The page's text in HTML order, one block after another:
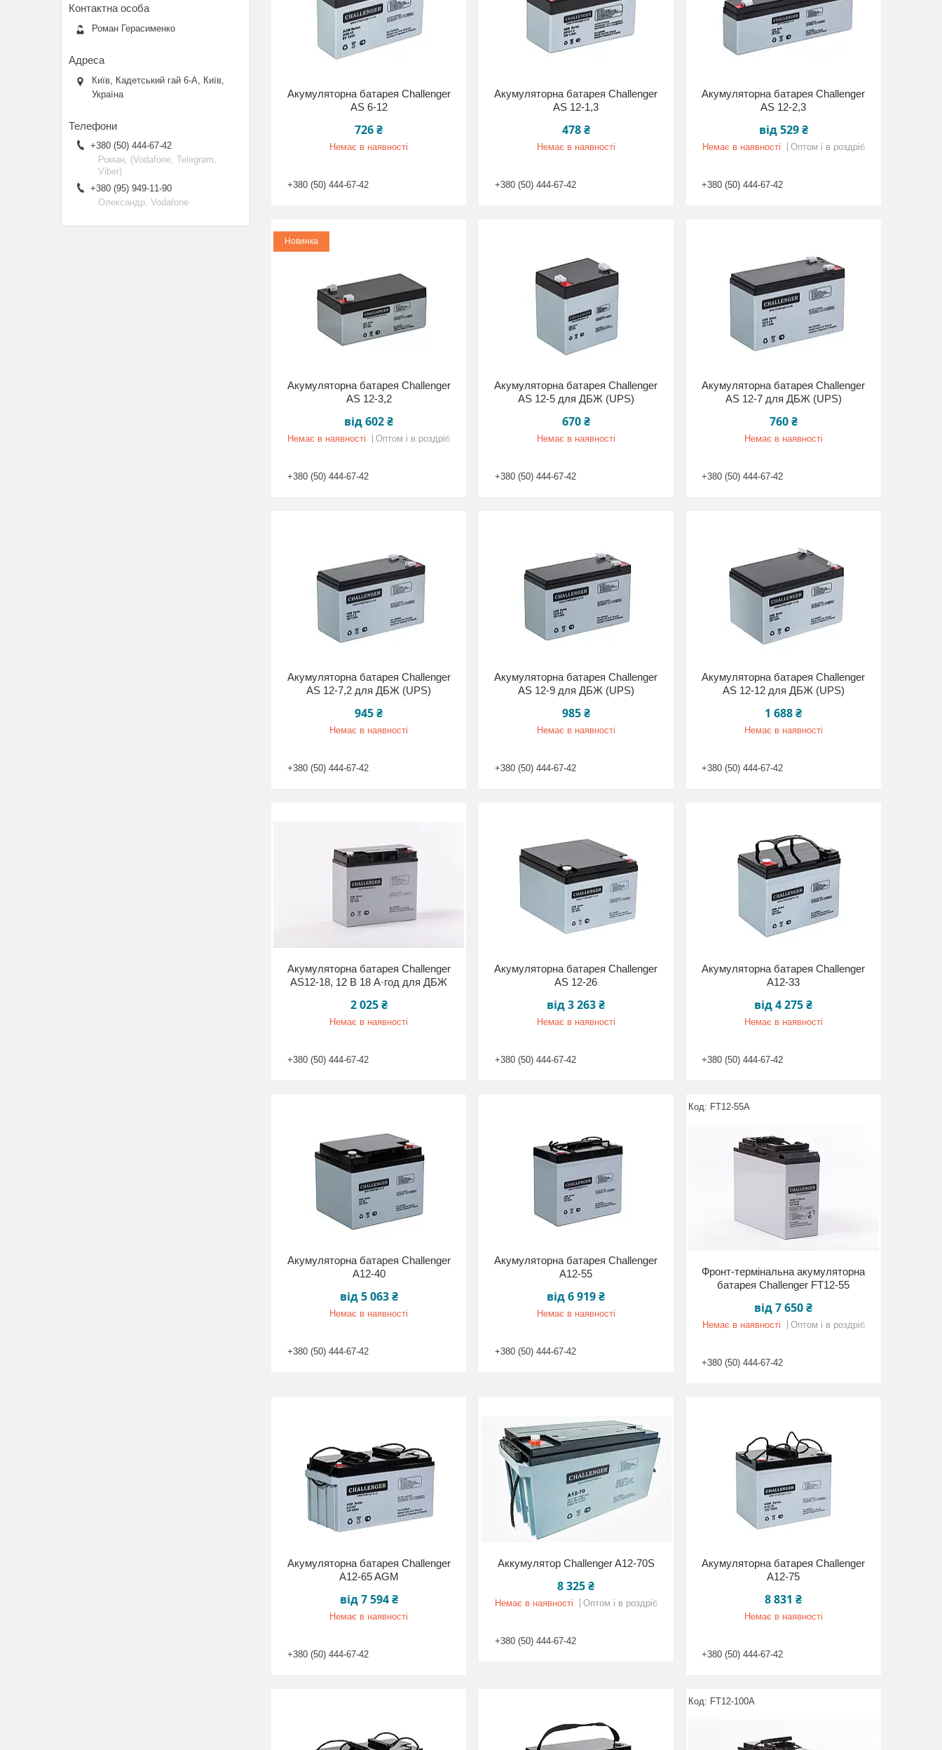
Акумуляторна батарея Challenger
AS 6-12
726 ₴
Немає в наявності
+380 (50) 444-67-42
Акумуляторна батарея Challenger
AS 12-1,3
478 ₴
Немає в наявності
+380 (50) 444-67-42
Акумуляторна батарея Challenger
AS 12-2,3
від 529 ₴
Немає в наявності Оптом і в роздріб
+380 (50) 444-67-42
Новинка
Акумуляторна батарея Challenger
AS 12-3,2
від 602 ₴
Немає в наявності Оптом і в роздріб
+380 (50) 444-67-42
Акумуляторна батарея Challenger
AS 12-5 для ДБЖ (UPS)
670 ₴
Немає в наявності
+380 (50) 444-67-42
Акумуляторна батарея Challenger
AS 12-7 для ДБЖ (UPS)
760 ₴
Немає в наявності
+380 (50) 444-67-42
Акумуляторна батарея Challenger
AS 12-7,2 для ДБЖ (UPS)
945 ₴
Немає в наявності
+380 (50) 444-67-42
Акумуляторна батарея Challenger
AS 12-9 для ДБЖ (UPS)
985 ₴
Немає в наявності
+380 (50) 444-67-42
Акумуляторна батарея Challenger
AS 12-12 для ДБЖ (UPS)
1 688 ₴
Немає в наявності
+380 (50) 444-67-42
Акумуляторна батарея Challenger
AS12-18, 12 В 18 А·год для ДБЖ
2 025 ₴
Немає в наявності
+380 (50) 444-67-42
Акумуляторна батарея Challenger
AS 12-26
від 3 263 ₴
Немає в наявності
+380 (50) 444-67-42
Акумуляторна батарея Challenger
A12-33
від 4 275 ₴
Немає в наявності
+380 (50) 444-67-42
Акумуляторна батарея Challenger
A12-40
від 5 063 ₴
Немає в наявності
+380 (50) 444-67-42
Акумуляторна батарея Challenger
A12-55
від 6 919 ₴
Немає в наявності
+380 (50) 444-67-42
FT12-55A
Фронт-термінальна акумуляторна
батарея Challenger FT12-55
від 7 650 ₴
Немає в наявності Оптом і в роздріб
+380 (50) 444-67-42
Акумуляторна батарея Challenger
A12-65 AGM
від 7 594 ₴
Немає в наявності
+380 (50) 444-67-42
Аккумулятор Challenger A12-70S
8 325 ₴
Немає в наявності Оптом і в роздріб
+380 (50) 444-67-42
Акумуляторна батарея Challenger
A12-75
8 831 ₴
Немає в наявності
+380 (50) 444-67-42
FT12-100A
Роман Герасименко
Київ, Кадетський гай 6-А, Київ,
Україна
+380 (50) 444-67-42
Роман, (Vodafone, Telegram,
Viber)
+380 (95) 949-11-90
Олександр, Vodafone